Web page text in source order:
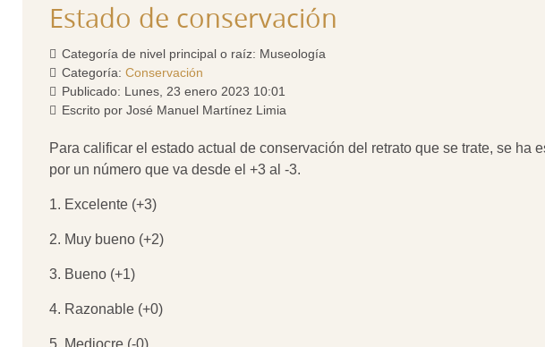
Estado de conservación
Categoría de nivel principal o raíz: Museología
Categoría: Conservación
Publicado: Lunes, 23 enero 2023 10:01
Escrito por José Manuel Martínez Limia
Para calificar el estado actual de conservación del retrato que se trate, se
por un número que va desde el +3 al -3.
1. Excelente (+3)
2. Muy bueno (+2)
3. Bueno (+1)
4. Razonable (+0)
5. Mediocre (-0)